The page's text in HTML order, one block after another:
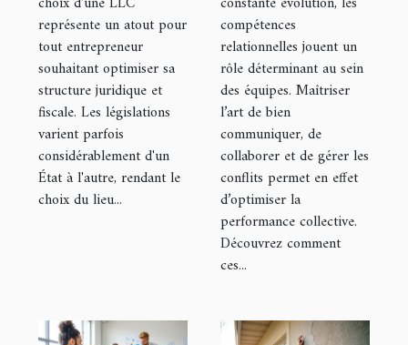
LLC ?
représente un atout pour
tout entrepreneur
souhaitant optimiser sa
structure juridique et
fiscale. Les législations
varient parfois
considérablement d'un
État à l'autre, rendant le
choix du lieu...
compétences
relationnelles jouent un
rôle déterminant au sein
des équipes. Maîtriser
l’art de bien
communiquer, de
collaborer et de gérer les
conflits permet en effet
d’optimiser la
performance collective.
Découvrez comment
ces...